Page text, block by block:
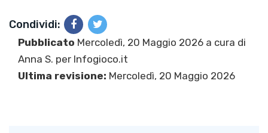
Condividi:
Pubblicato Mercoledì, 20 Maggio 2026 a cura di
Anna S. per Infogioco.it
Ultima revisione: Mercoledì, 20 Maggio 2026